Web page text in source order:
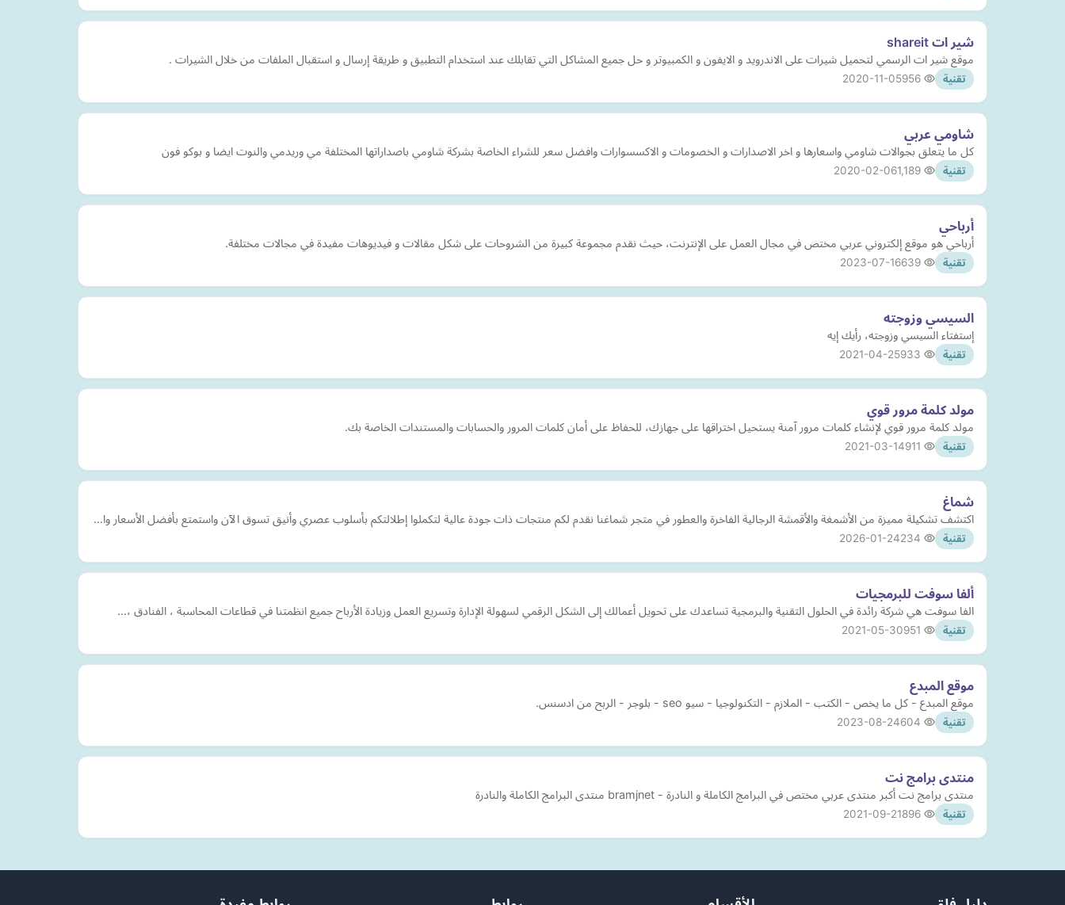
شير ات shareit
موقع شير ات الرسمي لتحميل شيرات على الاندرويد و الايفون و الكمبيوتر و حل جميع المشاكل التي تقابلك عند استخدام التطبيق و طريقة إرسال و استقبال الملفات من خلال الشيرات .
تقنية 2020-11-05
شاومي عربي
كل ما يتعلق بجوالات شاومي واسعارها و اخر الاصدارات و الخصومات و الاكسسوارات وافضل سعر للشراء الخاصة بشركة شاومي باصداراتها المختلفة مي وريدمي والنوت ايضا و بوكو فون
تقنية 2020-02-06
أرباحي
أرباحي هو موقع إلكتروني عربي مختص في مجال العمل على الإنترنت، حيث نقدم مجموعة كبيرة من الشروحات على شكل مقالات و فيديوهات مفيدة في مجالات مختلفة.
تقنية 2023-07-16
السيسي وزوجته
إستفتاء السيسي وزوجته، رأيك إيه
تقنية 2021-04-25
مولد كلمة مرور قوي
مولد كلمة مرور قوي لإنشاء كلمات مرور آمنة يستحيل اختراقها على جهازك، للحفاظ على أمان كلمات المرور والحسابات والمستندات الخاصة بك.
تقنية 2021-03-14
شماغ
اكتشف تشكيلة مميزة من الأشمغة والأقمشة الرجالية الفاخرة والعطور في متجر شماغنا نقدم لكم منتجات ذات جودة عالية لتكملوا إطلالتكم بأسلوب عصري وأنيق تسوق الآن واستمتع بأفضل الأسعار وا…
تقنية 2026-01-24
ألفا سوفت للبرمجيات
الفا سوفت هي شركة رائدة في الحلول التقنية والبرمجية تساعدك على تحويل أعمالك إلى الشكل الرقمي لسهولة الإدارة وتسريع العمل وزيادة الأرباح جميع انظمتنا في قطاعات المحاسبة ، الفنادق ،…
تقنية 2021-05-30
موقع المبدع
موقع المبدع - كل ما يخص - الكتب - الملازم - التكنولوجيا - سيو seo - بلوجر - الربح من ادسنس.
تقنية 2023-08-24
منتدى برامج نت
منتدى برامج نت أكبر منتدى عربي مختص في البرامج الكاملة و النادرة - bramjnet منتدى البرامج الكاملة والنادرة
تقنية 2021-09-21